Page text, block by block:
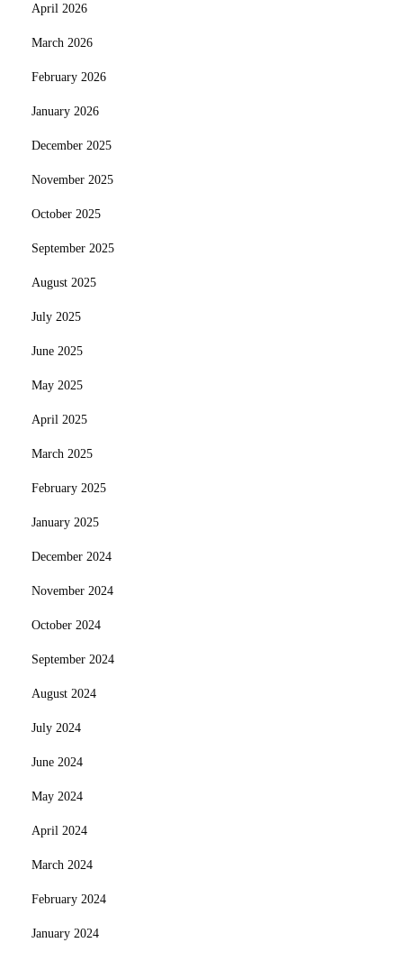
April 2026
March 2026
February 2026
January 2026
December 2025
November 2025
October 2025
September 2025
August 2025
July 2025
June 2025
May 2025
April 2025
March 2025
February 2025
January 2025
December 2024
November 2024
October 2024
September 2024
August 2024
July 2024
June 2024
May 2024
April 2024
March 2024
February 2024
January 2024